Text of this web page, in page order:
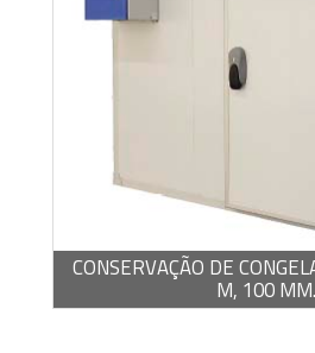
CONSERVAÇÃO DE
M, 100 MM.
PDF / 1,22